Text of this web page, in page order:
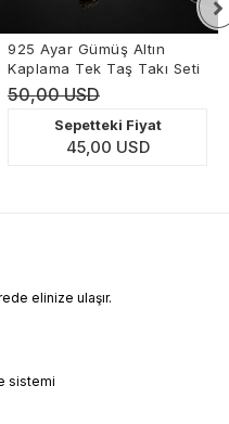
925 Ayar Gümüş Altın
Kaplama Tek Taş Takı Seti
50,00 USD
Sepetteki Fiyat
45,00 USD
elinize ulaşır.
sistemi